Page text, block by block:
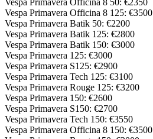
Vespa Primavera Officina 8 125: €3500
Vespa Primavera Batik 50: €2200
Vespa Primavera Batik 125: €2800
Vespa Primavera Batik 150: €3000
Vespa Primavera 125: €3000
Vespa Primavera S125: €2900
Vespa Primavera Tech 125: €3100
Vespa Primavera Rouge 125: €3200
Vespa Primavera 150: €2600
Vespa Primavera S150: €2700
Vespa Primavera Tech 150: €3550
Vespa Primavera Officina 8 150: €3500